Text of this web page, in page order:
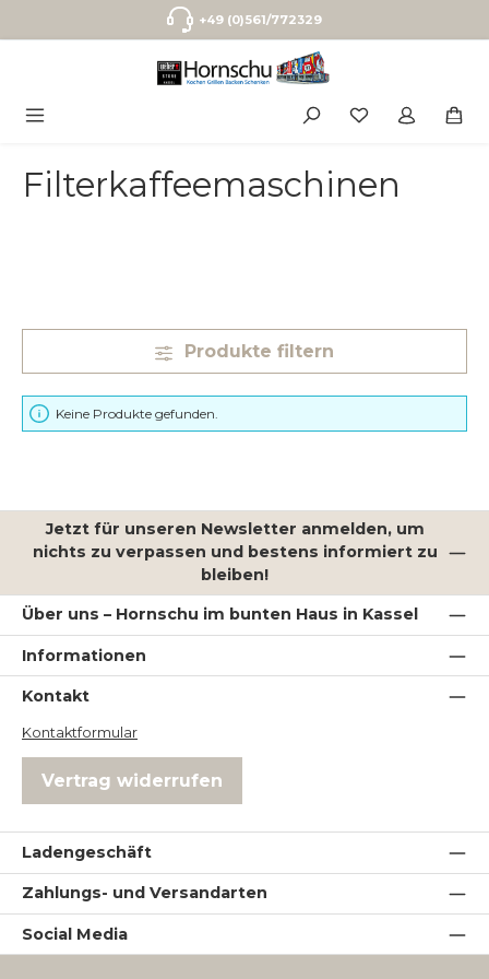
Zum Hauptinhalt springen+49 (0)561/772329
Filterkaffeemaschinen
Produkte filtern
Keine Produkte gefunden.
Jetzt für unseren Newsletter anmelden, um
nichts zu verpassen und bestens informiert zu
bleiben!
Über uns – Hornschu im bunten Haus in Kassel
Informationen
Kontakt
Kontaktformular
Vertrag widerrufen
Ladengeschäft
Zahlungs- und Versandarten
Social Media